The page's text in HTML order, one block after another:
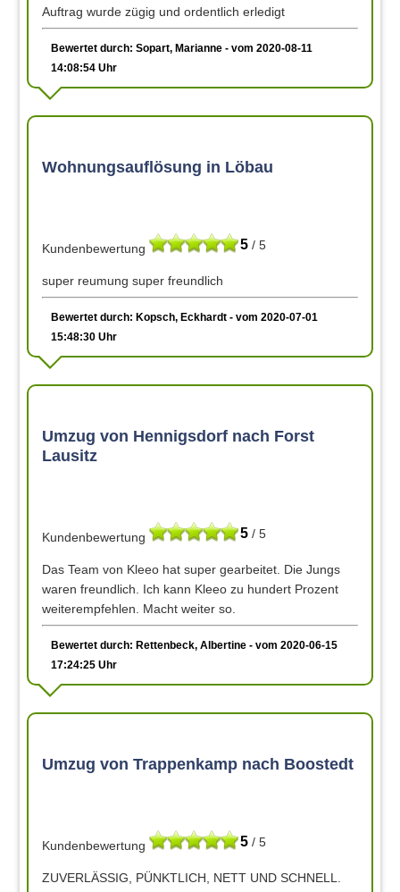
Auftrag wurde zügig und ordentlich erledigt
Bewertet durch: Sopart, Marianne - vom 2020-08-11
14:08:54 Uhr
Wohnungsauflösung in Löbau
5 / 5
Kundenbewertung
super reumung super freundlich
Bewertet durch: Kopsch, Eckhardt - vom 2020-07-01
15:48:30 Uhr
Umzug von Hennigsdorf nach Forst
Lausitz
5 / 5
Kundenbewertung
Das Team von Kleeo hat super gearbeitet. Die Jungs
waren freundlich. Ich kann Kleeo zu hundert Prozent
weiterempfehlen. Macht weiter so.
Bewertet durch: Rettenbeck, Albertine - vom 2020-06-15
17:24:25 Uhr
Umzug von Trappenkamp nach Boostedt
5 / 5
Kundenbewertung
ZUVERLÄSSIG, PÜNKTLICH, NETT UND SCHNELL.